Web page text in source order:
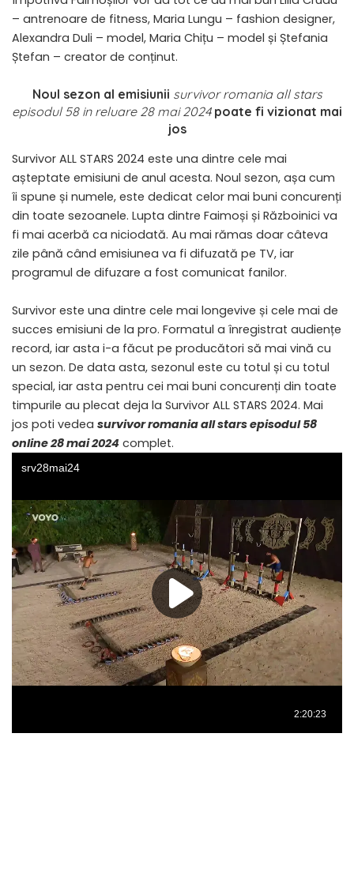
– antrenoare de fitness, Maria Lungu – fashion designer,
Alexandra Duli – model, Maria Chițu – model și Ștefania
Ștefan – creator de conținut.
Noul sezon al emisiunii survivor romania all stars
episodul 58 in reluare 28 mai 2024poate fi vizionat mai
jos
Survivor ALL STARS 2024 este una dintre cele mai
așteptate emisiuni de anul acesta. Noul sezon, așa cum
îi spune și numele, este dedicat celor mai buni concurenți
din toate sezoanele. Lupta dintre Faimoși și Războinici va
fi mai acerbă ca niciodată. Au mai rămas doar câteva
zile până când emisiunea va fi difuzată pe TV, iar
programul de difuzare a fost comunicat fanilor.
Survivor este una dintre cele mai longevive și cele mai de
succes emisiuni de la pro. Formatul a înregistrat audiențe
record, iar asta i-a făcut pe producători să mai vină cu
un sezon. De data asta, sezonul este cu totul și cu totul
special, iar asta pentru cei mai buni concurenți din toate
timpurile au plecat deja la Survivor ALL STARS 2024. Mai
jos poti vedea survivor romania all stars episodul 58
online 28 mai 2024 complet.